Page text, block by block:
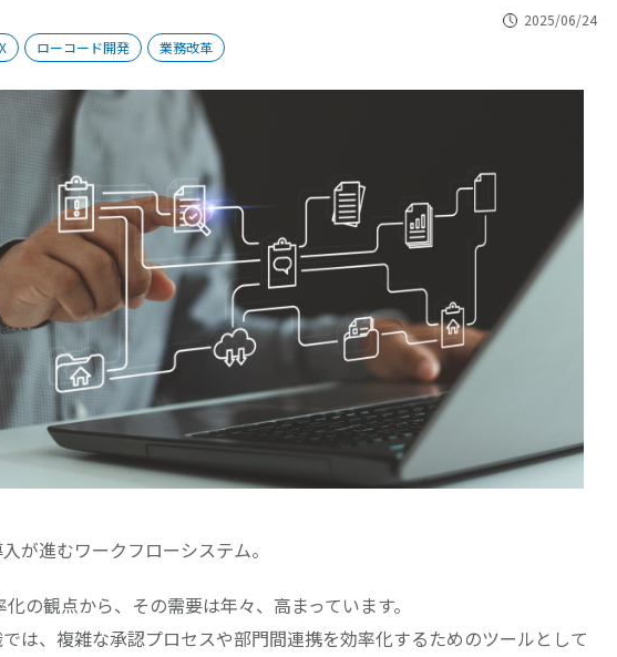
2025/06/24
ローコード開発 業務改革
が進むワークフローシステム。
の観点から、その需要は年々、高まっています。
は、複雑な承認プロセスや部門間連携を効率化するためのツールとして